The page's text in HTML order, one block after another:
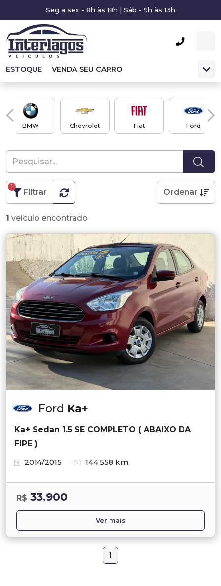
Seg a sex - 8h às 18h | Sáb - 9h às 13h
ESTOQUE VENDA SEU CARRO
BMW Chevrolet Fiat Ford
Filtrar
1
Ordenar
1 veículo encontrado
Ford Ka+
Ka+ Sedan 1.5 SE COMPLETO ( ABAIXO DA
FIPE )
2014/2015
144.558 km
R$ 33.900
Ver mais
1